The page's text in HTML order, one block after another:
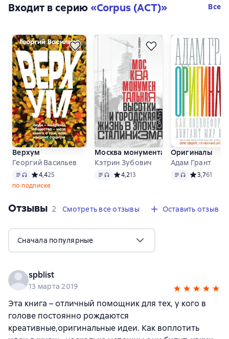
Входит в серию«Corpus (АСТ)» Все
Верхум
Георгий Васильев
Текст , доступен аудиоформат
Средний рейтинг 4,4 на основе 25 оценок
4,425
по подписке
Москва монументальная. Высотки и
Кэтрин Зубович
Текст , доступен аудиоформат
Средний рейтинг 4,2 на основе 13
4,213
Оригиналы
Адам Грант
Текст , доступен
Средний
3,761
Отзывы 2 отзыва
2 Смотреть все отзывы Оставить отзыв
Сначала популярные
spblist
13 марта 2019
Эта книга – отличный помощник для тех, у кого в
голове постоянно рождаются
креативные,оригинальные идеи. Как воплотить